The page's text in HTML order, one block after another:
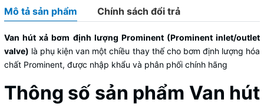
Mô tả sản phẩm Chính sách đổi trả
Van hút xả bơm định lượng Prominent (Prominent inlet/outlet
valve) là phụ kiện van một chiều thay thế cho bơm định lượng hóa
chất Prominent, được nhập khẩu và phân phối chính hãng
Thông số sản phẩm Van hút